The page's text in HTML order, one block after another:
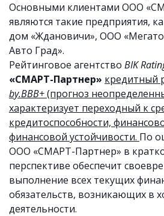
Основными клиентами ООО
являются такие предприятия,
дом «Ждановичи», ООО
Авто Град».
Рейтинговое агентство BIK
«СМАРТ-Партнер» кредитный
by.BBB+(прогноз
характеризует переходный к
кредитоспособности,
финансовой устойчивости. По
ООО «СМАРТ-Партнер» в
перспективе обеспечит
выполнение всех текущих
обязательств, возникающих в
деятельности.